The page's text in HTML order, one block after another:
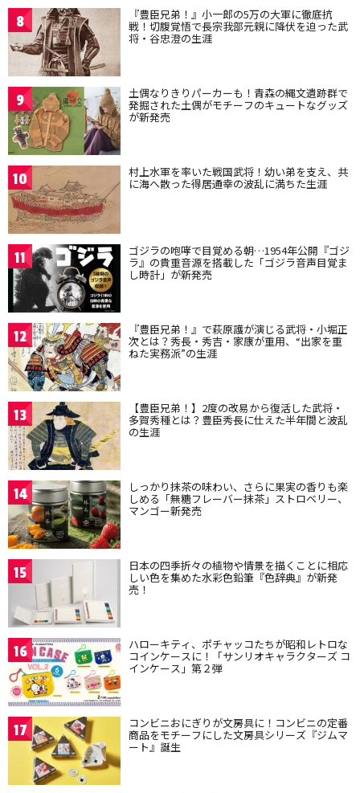
8 『豊臣兄弟！』小一郎の5万の大軍に徹底抗
戦！切腹覚悟で長宗我部元親に降伏を迫った武
将・谷忠澄の生涯
9 土偶なりきりパーカーも！青森の縄文遺跡群で
発掘された土偶がモチーフのキュートなグッズ
が新発売
10 村上水軍を率いた戦国武将！幼い弟を支え、共
に海へ散った得居通幸の波乱に満ちた生涯
11 ゴジラの咆哮で目覚める朝…1954年公開『ゴジ
ラ』の貴重音源を搭載した「ゴジラ音声目覚ま
し時計」が新発売
12 『豊臣兄弟！』で萩原護が演じる武将・小堀正
次とは？秀長・秀吉・家康が重用、“出家を重
ねた実務派”の生涯
13 【豊臣兄弟！】2度の改易から復活した武将・
多賀秀種とは？豊臣秀長に仕えた半年間と波乱
の生涯
14 しっかり抹茶の味わい、さらに果実の香りも楽
しめる「無糖フレーバー抹茶」ストロベリー、
マンゴー新発売
15 日本の四季折々の植物や情景を描くことに相応
しい色を集めた水彩色鉛筆『色辞典』が新発
売！
16 ハローキティ、ポチャッコたちが昭和レトロな
コインケースに！「サンリオキャラクターズ コ
インケース」第２弾
17 コンビニおにぎりが文房具に！コンビニの定番
商品をモチーフにした文房具シリーズ『ジムマ
ート』誕生